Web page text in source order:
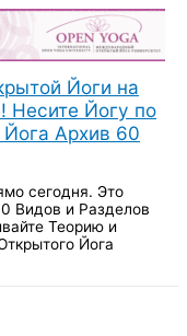
Йоги на
Несите Йогу по
Архив 60
сегодня. Это
Видов и Разделов
Теорию и
Йога